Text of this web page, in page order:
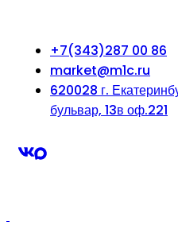
+7(343)287 00 86
market@m1c.ru
620028 г.
бульвар, 13в оф.221